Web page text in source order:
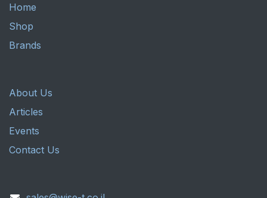
Home
Shop
Brands
About Us
Articles
Events
Contact Us